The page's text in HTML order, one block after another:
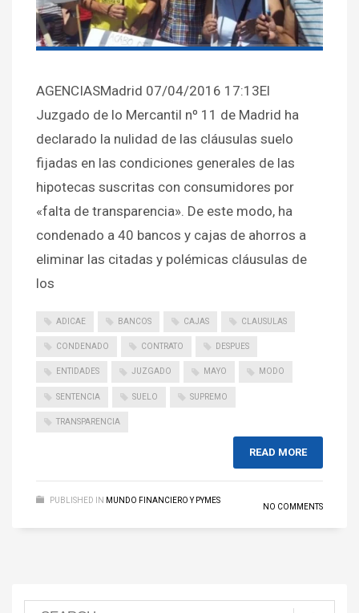
AGENCIASMadrid 07/04/2016 17:13El
Juzgado de lo Mercantil nº 11 de Madrid ha
declarado la nulidad de las cláusulas suelo
fijadas en las condiciones generales de las
hipotecas suscritas con consumidores por
«falta de transparencia». De este modo, ha
condenado a 40 bancos y cajas de ahorros a
eliminar las citadas y polémicas cláusulas de
los
ADICAE BANCOS CAJAS CLAUSULAS
CONDENADO CONTRATO DESPUES
ENTIDADES JUZGADO MAYO MODO
SENTENCIA SUELO SUPREMO
TRANSPARENCIA
READ MORE
PUBLISHED IN MUNDO FINANCIERO Y PYMES
NO COMMENTS